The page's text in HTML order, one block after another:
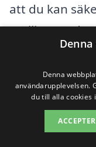
att du kan
möjliga
Få 3
förpliktelser
Denna
användarupplevelsen.
du till alla cookies